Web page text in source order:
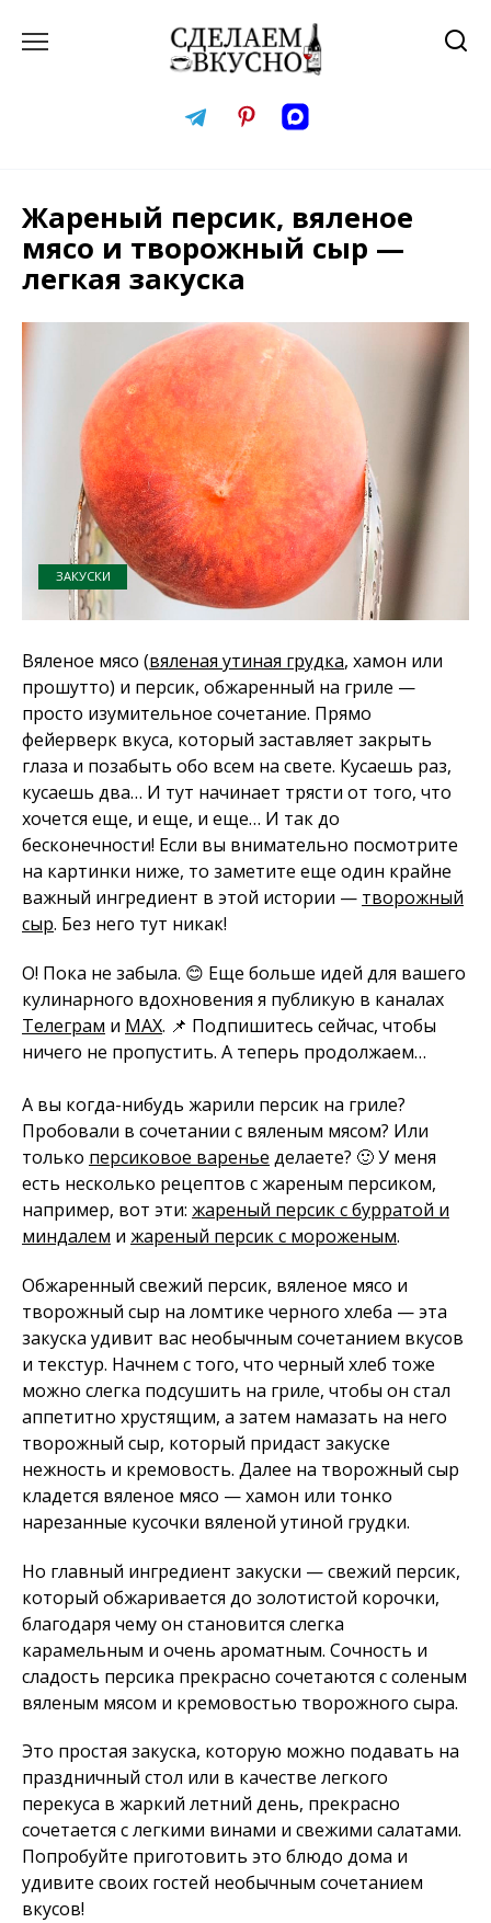
Жареный персик, вяленое
мясо и творожный сыр —
легкая закуска
ЗАКУСКИ
Вяленое мясо (вяленая утиная грудка, хамон или
прошутто) и персик, обжаренный на гриле —
просто изумительное сочетание. Прямо
фейерверк вкуса, который заставляет закрыть
глаза и позабыть обо всем на свете. Кусаешь раз,
кусаешь два… И тут начинает трясти от того, что
хочется еще, и еще, и еще… И так до
бесконечности! Если вы внимательно посмотрите
на картинки ниже, то заметите еще один крайне
важный ингредиент в этой истории — творожный
сыр. Без него тут никак!
О! Пока не забыла. 😊 Еще больше идей для вашего
кулинарного вдохновения я публикую в каналах
Телеграм и MAX. 📌 Подпишитесь сейчас, чтобы
ничего не пропустить. А теперь продолжаем…
А вы когда-нибудь жарили персик на гриле?
Пробовали в сочетании с вяленым мясом? Или
только персиковое варенье делаете? 🙂 У меня
есть несколько рецептов с жареным персиком,
например, вот эти: жареный персик с бурратой и
миндалем и жареный персик с мороженым.
Обжаренный свежий персик, вяленое мясо и
творожный сыр на ломтике черного хлеба — эта
закуска удивит вас необычным сочетанием вкусов
и текстур. Начнем с того, что черный хлеб тоже
можно слегка подсушить на гриле, чтобы он стал
аппетитно хрустящим, а затем намазать на него
творожный сыр, который придаст закуске
нежность и кремовость. Далее на творожный сыр
кладется вяленое мясо — хамон или тонко
нарезанные кусочки вяленой утиной грудки.
Но главный ингредиент закуски — свежий персик,
который обжаривается до золотистой корочки,
благодаря чему он становится слегка
карамельным и очень ароматным. Сочность и
сладость персика прекрасно сочетаются с соленым
вяленым мясом и кремовостью творожного сыра.
Это простая закуска, которую можно подавать на
праздничный стол или в качестве легкого
перекуса в жаркий летний день, прекрасно
сочетается с легкими винами и свежими салатами.
Попробуйте приготовить это блюдо дома и
удивите своих гостей необычным сочетанием
вкусов!